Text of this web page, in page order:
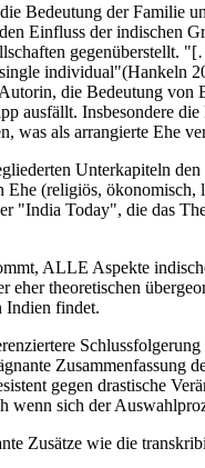
Bedeutung der Familie
Einfluss der
gegenüberstellt.
individual"(Hankeln
die Bedeutung
ausfällt. Insbesondere
was als arrangierte Ehe
Unterkapiteln
(religiös,
"India Today", die das
ALLE Aspekte
theoretischen
Indien findet.
Zusammenfassung
gegen drastische
sich der
Zusätze wie die